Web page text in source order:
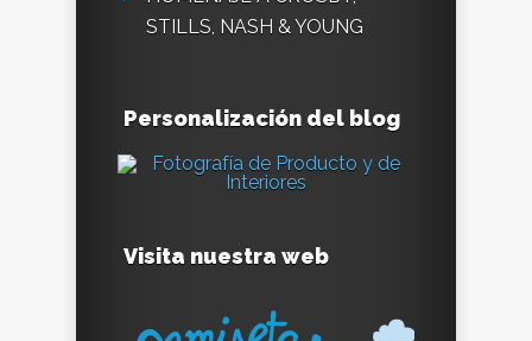
STILLS, NASH & YOUNG
Personalización del blog
Visita nuestra web